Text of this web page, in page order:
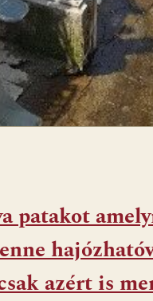
patakot
azért is